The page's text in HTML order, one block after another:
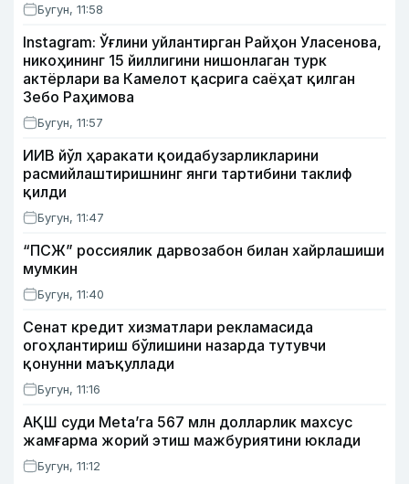
Бугун, 11:58
Instagram: Ўғлини уйлантирган Райҳон Уласенова,
никоҳининг 15 йиллигини нишонлаган турк
актёрлари ва Камелот қасрига саёҳат қилган
Зебо Раҳимова
Бугун, 11:57
ИИВ йўл ҳаракати қоидабузарликларини
расмийлаштиришнинг янги тартибини таклиф
қилди
Бугун, 11:47
“ПСЖ” россиялик дарвозабон билан хайрлашиши
мумкин
Бугун, 11:40
Сенат кредит хизматлари рекламасида
огоҳлантириш бўлишини назарда тутувчи
қонунни маъқуллади
Бугун, 11:16
АҚШ суди Meta’га 567 млн долларлик махсус
жамғарма жорий этиш мажбуриятини юклади
Бугун, 11:12